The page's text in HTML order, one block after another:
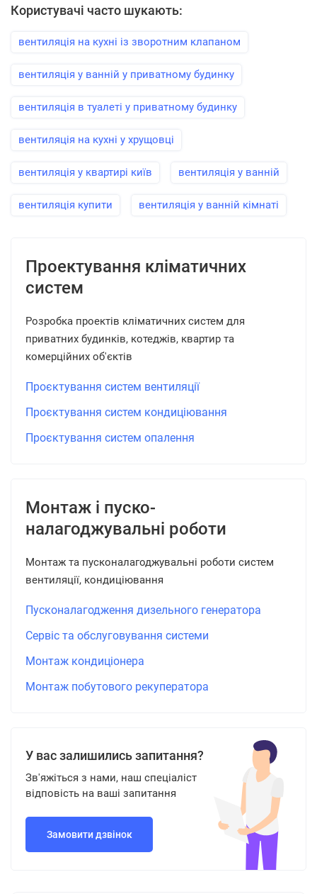
Користувачі часто шукають:
вентиляція на кухні із зворотним клапаном
вентиляція у ванній у приватному будинку
вентиляція в туалеті у приватному будинку
вентиляція на кухні у хрущовці
вентиляція у квартирі київ вентиляція у ванній
вентиляція купити вентиляція у ванній кімнаті
Проектування кліматичних
систем
Розробка проектів кліматичних систем для
приватних будинків, котеджів, квартир та
комерційних об'єктів
Проєктування систем вентиляції
Проєктування систем кондиціювання
Проєктування систем опалення
Монтаж і пуско-
налагоджувальні роботи
Монтаж та пусконалагоджувальні роботи систем
вентиляції, кондиціювання
Пусконалагодження дизельного генератора
Сервіс та обслуговування системи
Монтаж кондиціонера
Монтаж побутового рекуператора
У вас залишились запитання?
Зв'яжіться з нами, наш спеціаліст
відповість на ваші запитання
Замовити дзвінок